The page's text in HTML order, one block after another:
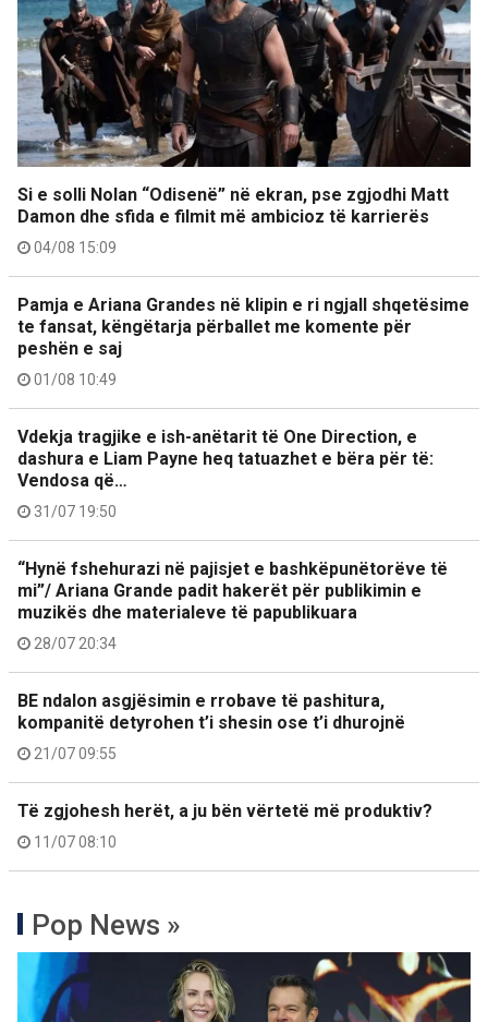
Si e solli Nolan “Odisenë” në ekran, pse zgjodhi Matt
Damon dhe sfida e filmit më ambicioz të karrierës
04/08 15:09
Pamja e Ariana Grandes në klipin e ri ngjall shqetësime
te fansat, këngëtarja përballet me komente për
peshën e saj
01/08 10:49
Vdekja tragjike e ish-anëtarit të One Direction, e
dashura e Liam Payne heq tatuazhet e bëra për të:
Vendosa që…
31/07 19:50
“Hynë fshehurazi në pajisjet e bashkëpunëtorëve të
mi”/ Ariana Grande padit hakerët për publikimin e
muzikës dhe materialeve të papublikuara
28/07 20:34
BE ndalon asgjësimin e rrobave të pashitura,
kompanitë detyrohen t’i shesin ose t’i dhurojnë
21/07 09:55
Të zgjohesh herët, a ju bën vërtetë më produktiv?
11/07 08:10
Pop News »